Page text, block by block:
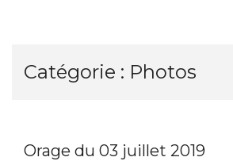
Catégorie : Photos
Orage du 03 juillet 2019